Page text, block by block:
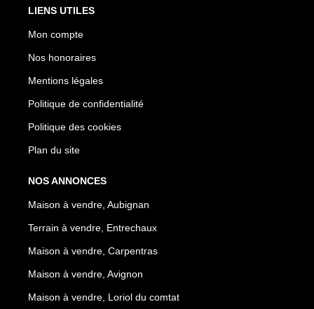
LIENS UTILES
Mon compte
Nos honoraires
Mentions légales
Politique de confidentialité
Politique des cookies
Plan du site
NOS ANNONCES
Maison à vendre, Aubignan
Terrain à vendre, Entrechaux
Maison à vendre, Carpentras
Maison à vendre, Avignon
Maison à vendre, Loriol du comtat